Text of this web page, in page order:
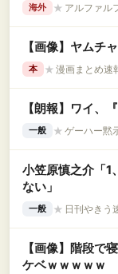
海外 ★ アルファル
【画像】ヤムチ
本 ★ 漫画まとめ
【朗報】ワイ、
一般 ★ ゲーハー黙
小笠原慎之介「1
ない」
一般 ★ 日刊やき
【画像】階段で
ケベｗｗｗｗｗ